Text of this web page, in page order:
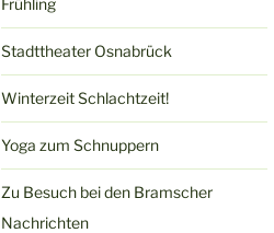
Frühling
Stadttheater Osnabrück
Winterzeit Schlachtzeit!
Yoga zum Schnuppern
Zu Besuch bei den Bramscher
Nachrichten